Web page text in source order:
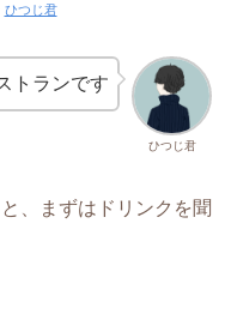
ひつじ君
ひつじ君
トランです
、まずはドリンクを聞